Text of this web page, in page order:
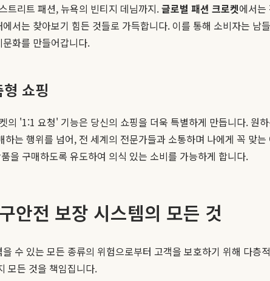
트리트 패션, 뉴욕의 빈티지 데님까지.글로벌 패션 크로켓에서는
서는 찾아보기 힘든 것들로 가득합니다. 이를 통해 소비자는
화를 만들어갑니다.
쇼핑
의 '1:1 요청' 기능은 당신의 쇼핑을 더욱 특별하게 만듭니다. 원
는 행위를 넘어, 전 세계의 전문가들과 소통하며 나에게 꼭 맞
을 구매하도록 유도하여 의식 있는 소비를 가능하게 합니다.
안전 보장 시스템의 모든 것
수 있는 모든 종류의 위험으로부터 고객을 보호하기 위해 다
모든 것을 책임집니다.